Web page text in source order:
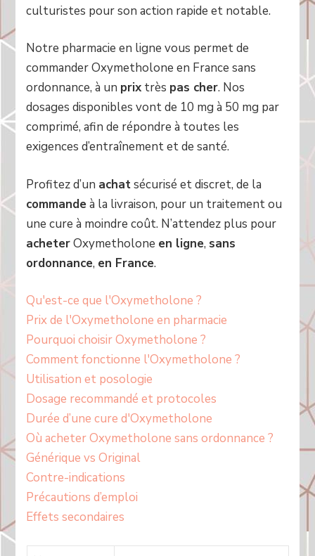
culturistes pour son action rapide et notable.
Notre pharmacie en ligne vous permet de
commander Oxymetholone en France sans
ordonnance, à un prix très pas cher. Nos
dosages disponibles vont de 10 mg à 50 mg par
comprimé, afin de répondre à toutes les
exigences d’entraînement et de santé.
Profitez d’un achatsécurisé et discret, de la
commandeà la livraison, pour un traitement ou
une cure à moindre coût. N’attendez plus pour
acheterOxymetholone en ligne, sans
ordonnance, en France.
Qu'est-ce que l'Oxymetholone ?
Prix de l'Oxymetholone en pharmacie
Pourquoi choisir Oxymetholone ?
Comment fonctionne l'Oxymetholone ?
Utilisation et posologie
Dosage recommandé et protocoles
Durée d’une cure d'Oxymetholone
Où acheter Oxymetholone sans ordonnance ?
Générique vs Original
Contre-indications
Précautions d’emploi
Effets secondaires